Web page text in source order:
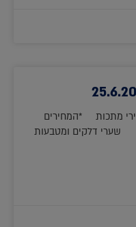
מתכות *המחירים
שערי דלקים ומטבעות